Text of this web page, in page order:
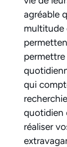
agréable
multitude
qui
quotidien
réaliser